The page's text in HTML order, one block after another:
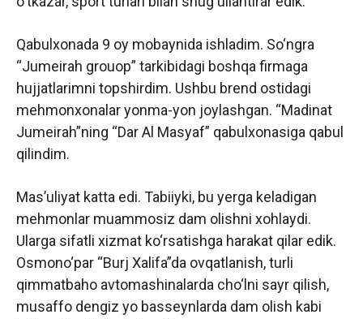
Qabulxonada 9 oy mobaynida ishladim. So‘ngra
“Jumeirah grouop” tarkibidagi boshqa firmaga
hujjatlarimni topshirdim. Ushbu brend ostidagi
mehmonxonalar yonma-yon joylashgan. “Madinat
Jumeirah”ning “Dar Al Masyaf” qabulxonasiga qabul
qilindim.
Mas’uliyat katta edi. Tabiiyki, bu yerga keladigan
mehmonlar muammosiz dam olishni xohlaydi.
Ularga sifatli xizmat ko‘rsatishga harakat qilar edik.
Osmono‘par “Burj Xalifa”da ovqatlanish, turli
qimmatbaho avtomashinalarda cho‘lni sayr qilish,
musaffo dengiz yo basseynlarda dam olish kabi